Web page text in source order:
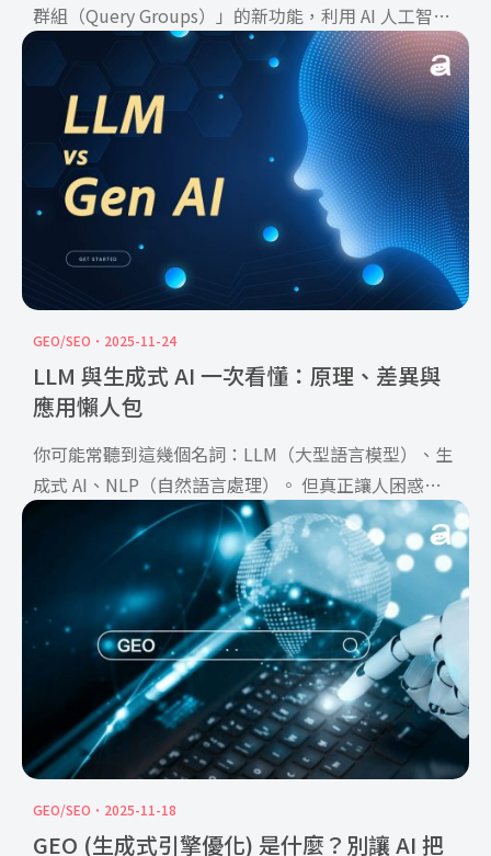
群組（Query Groups）」的新功能，利用 AI 人工智慧
技術，自動將相關聯的搜尋詞彙進行分類與群組化，提
供使用者更便捷瀏覽關鍵字主題。
GEO/SEO 2025-11-24
LLM 與生成式 AI 一次看懂：原理、差異與
應用懶人包
你可能常聽到這幾個名詞：LLM（大型語言模型）、生
成式 AI、NLP（自然語言處理）。 但真正讓人困惑的
GEO/SEO 2025-11-18
GEO (生成式引擎優化) 是什麼？別讓 AI 把